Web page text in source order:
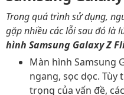
Trong quá trình sử dụng,
gặp nhiều các lỗi sau đó là
hình Samsung Galaxy Z
Màn hình Samsung
ngang, sọc dọc.
trọng của vấn đề,